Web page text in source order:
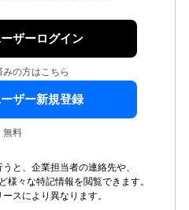
ザーログイン
みの方はこちら
ザー新規登録
無料
と、企業担当者の連絡先や、
様々な特記情報を閲覧できます。
スにより異なります。